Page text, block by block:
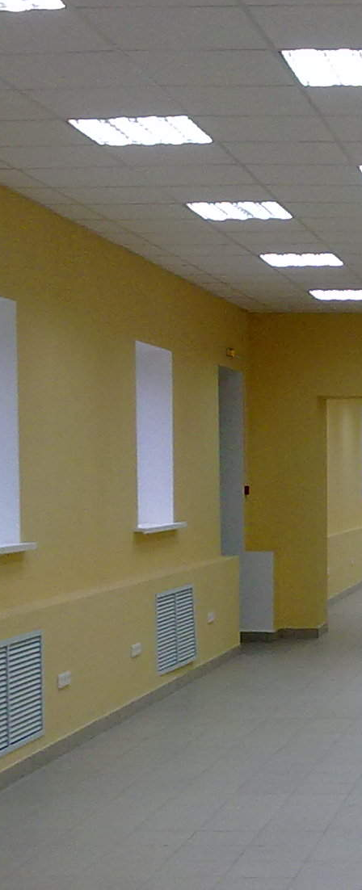
УЛ.КУТЯКОВА Д.7
Управляющая компания «Деловая репутация» (оператор
долгосрочную аренду нежилое помещение, расположенное на
втором этаже здания ТК. ТК «Верхний рынок» находится в
центральной части города (Саратов, улица Кутякова, 7 (угол
М.Г...
840 (+1)
Навигация
Характеристики
О помещении
Контакты
Желаемый / подходящий вид деятельности
Не указан
Назначение
Общ.Питание, ПСН, Торговое, Услуги
Размер площади (м2)
300 000 руб.
Цена за 1 кв. м
9 626 руб.
О помещении